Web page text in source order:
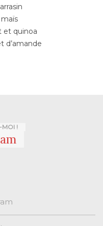
et quinoa
d’amande
MOI !